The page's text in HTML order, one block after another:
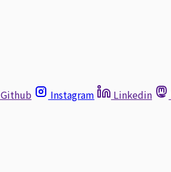
Github Instagram Linkedin